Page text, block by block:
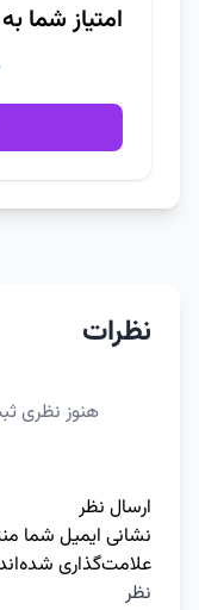
امتیاز شما
نظرات
هنوز نظری
ارسال نظر
نشانی ایمیل شما
علامت‌گذاری
نظر